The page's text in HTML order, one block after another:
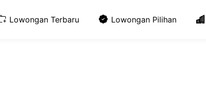
Lowongan Terbaru Lowongan Pilihan